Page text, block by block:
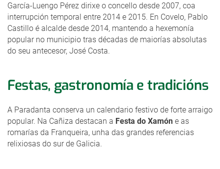
García-Luengo Pérez dirixe o concello desde 2007, coa
interrupción temporal entre 2014 e 2015. En Covelo, Pablo
Castillo é alcalde desde 2014, mantendo a hexemonía
popular no municipio tras décadas de maiorías absolutas
do seu antecesor, José Costa.
Festas, gastronomía e tradicións
A Paradanta conserva un calendario festivo de forte arraigo
popular. Na Cañiza destacan a Festa do Xamón e as
romarías da Franqueira, unha das grandes referencias
relixiosas do sur de Galicia.